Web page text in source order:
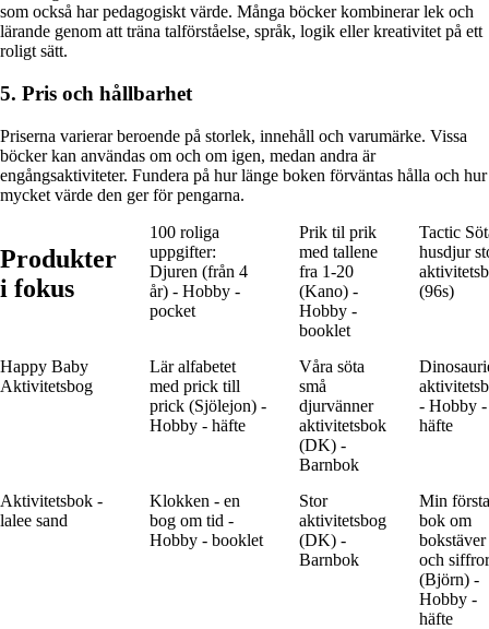
som också har pedagogiskt värde. Många böcker kombinerar lek och
lärande genom att träna talförståelse, språk, logik eller kreativitet på ett
roligt sätt.
5. Pris och hållbarhet
Priserna varierar beroende på storlek, innehåll och varumärke. Vissa
böcker kan användas om och om igen, medan andra är
engångsaktiviteter. Fundera på hur länge boken förväntas hålla och hur
mycket värde den ger för pengarna.
Produkter
i fokus
100 roliga
uppgifter:
Djuren (från 4
år) - Hobby -
pocket
Prik til prik
med tallene
fra 1-20
(Kano) -
Hobby -
booklet
Tactic
husdjur
(96s)
Happy Baby
Aktivitetsbog
Lär alfabetet
med prick till
prick (Sjölejon) -
Hobby - häfte
Våra söta
små
djurvänner
aktivitetsbok
(DK) -
Barnbok
- Hobby -
häfte
Aktivitetsbok -
lalee sand
Klokken - en
bog om tid -
Hobby - booklet
Stor
aktivitetsbog
(DK) -
Barnbok
Min första
bok om
bokstäver
och siffror
(Björn) -
Hobby -
häfte